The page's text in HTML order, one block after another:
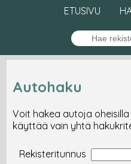
ETUSIVU
Autohaku
Voit hakea autoja
käyttää vain yhtä
Rekisteritunnus